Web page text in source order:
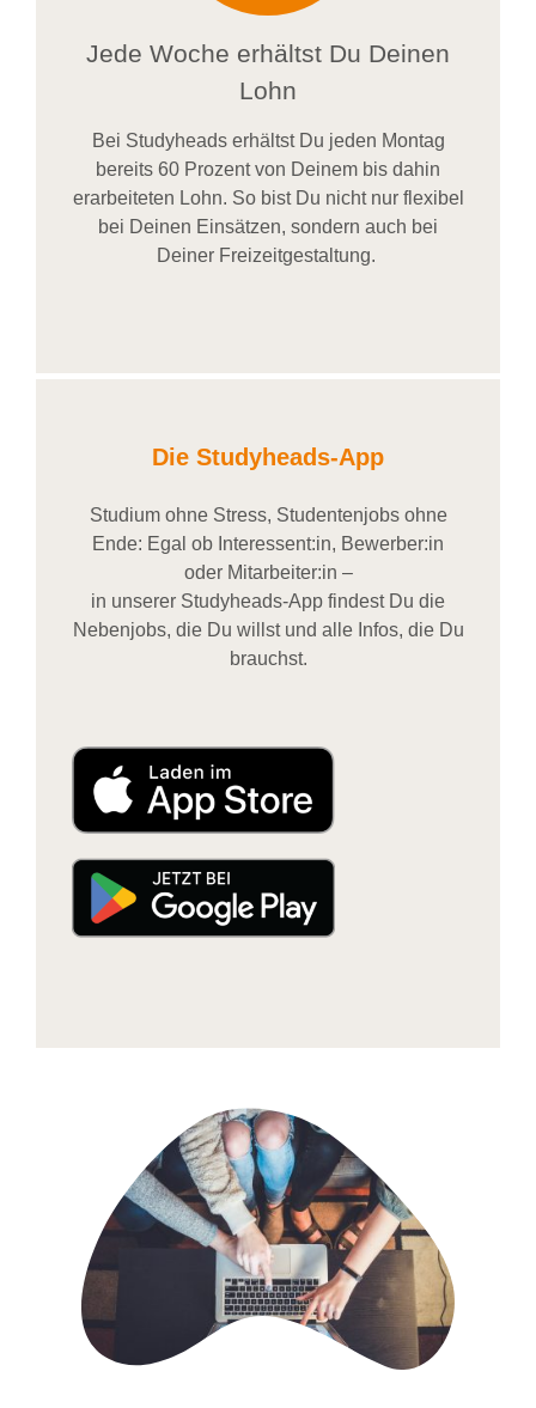
Jede Woche erhältst Du Deinen
Lohn
Bei Studyheadserhältst Du jeden Montag
bereits 60 Prozent von Deinem bis dahin
erarbeiteten Lohn. So bist Du nicht nur flexibel
bei Deinen Einsätzen, sondern auch bei
DeinerFreizeitgestaltung.
Die Studyheads-App
Studium ohne Stress, Studentenjobs ohne
Ende: Egal ob Interessent:in, Bewerber:in
oder Mitarbeiter:in –
in unserer Studyheads-App findest Du die
Nebenjobs, die Du willst und alle Infos, die Du
brauchst.